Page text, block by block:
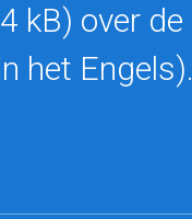
kB) over de
het Engels).